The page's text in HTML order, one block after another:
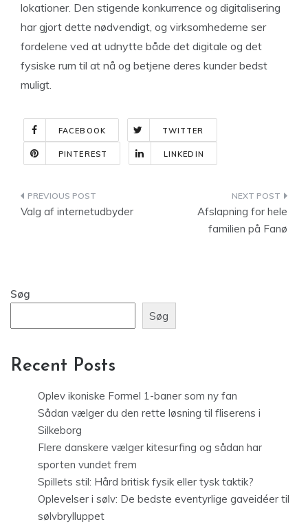
lokationer. Den stigende konkurrence og digitalisering
har gjort dette nødvendigt, og virksomhederne ser
fordelene ved at udnytte både det digitale og det
fysiske rum til at nå og betjene deres kunder bedst
muligt.
FACEBOOK TWITTER
PINTEREST LINKEDIN
Indlægsnavigation
Valg af internetudbyder
Afslapning for hele
familien på Fanø
Søg
Søg
Recent Posts
Oplev ikoniske Formel 1-baner som ny fan
Sådan vælger du den rette løsning til fliserens i
Silkeborg
Flere danskere vælger kitesurfing og sådan har
sporten vundet frem
Spillets stil: Hård britisk fysik eller tysk taktik?
Oplevelser i sølv: De bedste eventyrlige gaveidéer til
sølvbrylluppet